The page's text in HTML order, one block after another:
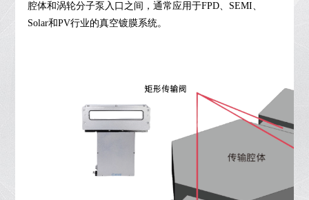
腔体和涡轮分子泵入口之间，通常应用于FPD、SEMI、
Solar和PV行业的真空镀膜系统。